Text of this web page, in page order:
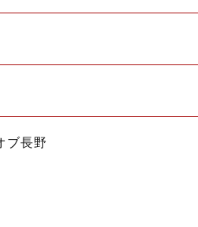
ブ長野